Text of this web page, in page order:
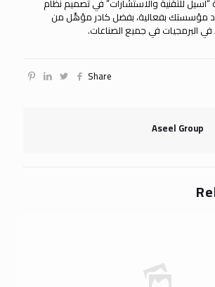
للتقنية والاستشارات” في تصميم نظام
مؤسستك بفعالية، بفضل كادر مؤهَّل من
البرمجيات في جميع الصناعات.
Share
Aseel Group